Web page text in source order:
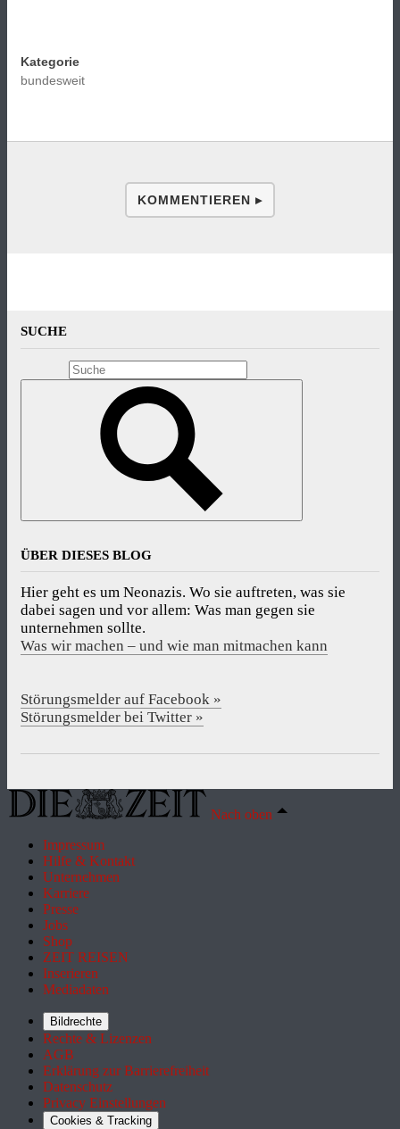
Kategorie
bundesweit
KOMMENTIEREN ▸
SUCHE
ÜBER DIESES BLOG
Hier geht es um Neonazis. Wo sie auftreten, was sie
dabei sagen und vor allem: Was man gegen sie
unternehmen sollte.
Was wir machen – und wie man mitmachen kann
Störungsmelder auf Facebook »
Störungsmelder bei Twitter »
Nach oben
Impressum
Hilfe & Kontakt
Unternehmen
Karriere
Presse
Jobs
Shop
ZEIT REISEN
Inserieren
Mediadaten
Bildrechte
Rechte & Lizenzen
AGB
Erklärung zur Barrierefreiheit
Datenschutz
Privacy Einstellungen
Cookies & Tracking